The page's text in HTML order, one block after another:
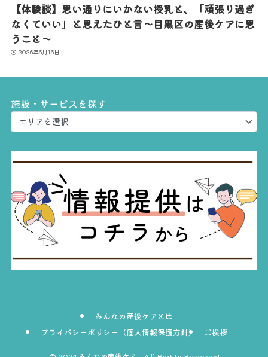
【体験談】思い通りにいかない授乳と、「頑張り過ぎ
なくていい」と思えたひと言〜目黒区の産後ケアに思
うこと〜
2026年6月16日
施設・サービスを探す
みんなの産後ケアとは
プライバシーポリシー（個人情報保護方針）
ご挨拶